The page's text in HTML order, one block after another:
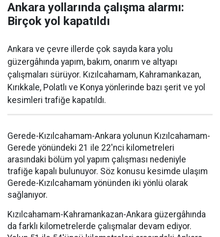
Ankara yollarında çalışma alarmı:
Birçok yol kapatıldı
Ankara ve çevre illerde çok sayıda kara yolu
güzergâhında yapım, bakım, onarım ve altyapı
çalışmaları sürüyor. Kızılcahamam, Kahramankazan,
Kırıkkale, Polatlı ve Konya yönlerinde bazı şerit ve yol
kesimleri trafiğe kapatıldı.
Gerede-Kızılcahamam-Ankara yolunun Kızılcahamam-
Gerede yönündeki 21 ile 22'nci kilometreleri
arasındaki bölüm yol yapım çalışması nedeniyle
trafiğe kapalı bulunuyor. Söz konusu kesimde ulaşım
Gerede-Kızılcahamam yönünden iki yönlü olarak
sağlanıyor.
Kızılcahamam-Kahramankazan-Ankara güzergâhında
da farklı kilometrelerde çalışmalar devam ediyor.